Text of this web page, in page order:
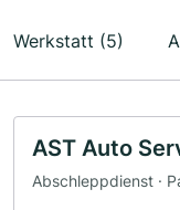
Werkstatt (5)
AST Auto
Abschleppdienst ·